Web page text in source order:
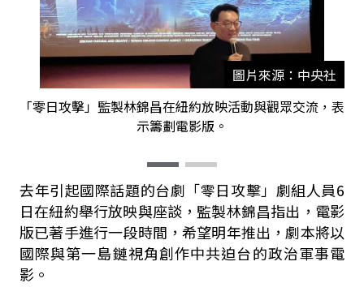
圖片來源：中央社
「零日攻擊」監製林錦昌在紐約放映活動與觀眾交流，表
示籌劃電影版。
去年引起國際話題的台劇「零日攻擊」劇組人員6
日在紐約舉行放映與座談，監製林錦昌指出，電影
版已著手進行一段時間，希望明年推出，劇本將以
國際與第一島鏈視角創作中共迫台的政治軍事電
影。